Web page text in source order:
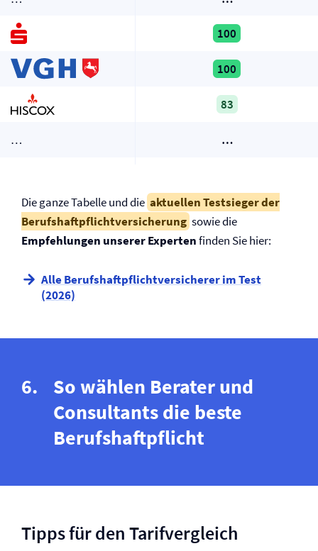
100
100
83
… …
Die ganze Tabelle und die aktuellen Testsieger der
Berufs­­haftpflicht­­versicherung sowie die
Empfehlungen unserer Expertenfinden Sie hier:
Alle Berufs­­haftpflicht­­versicherer im Test
(2026)
So wählen Berater und
Consultants die beste
Berufs­haftpflicht
Tipps für den Tarifvergleich